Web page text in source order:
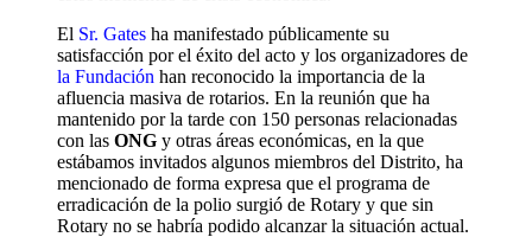
El Sr. Gates ha manifestado públicamente su
satisfacción por el éxito del acto y los organizadores de
la Fundación han reconocido la importancia de la
afluencia masiva de rotarios. En la reunión que ha
mantenido por la tarde con 150 personas relacionadas
con las ONG y otras áreas económicas, en la que
estábamos invitados algunos miembros del Distrito, ha
mencionado de forma expresa que el programa de
erradicación de la polio surgió de Rotary y que sin
Rotary no se habría podido alcanzar la situación actual.